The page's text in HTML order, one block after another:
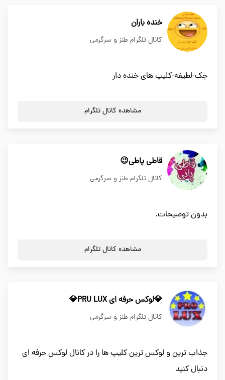
خنده باران
کانال تلگرام طنز و سرگرمی
جک-لطیفه-کلیپ های خنده دار
مشاهده کانال تلگرام
قاطی پاطی😉
کانال تلگرام طنز و سرگرمی
بدون توضیحات.
مشاهده کانال تلگرام
💎لوکس حرفه ای PRU LUX💎
کانال تلگرام طنز و سرگرمی
جذاب ترین و لوکس ترین کلیپ ها را در کانال لوکس حرفه ای
دنبال کنید